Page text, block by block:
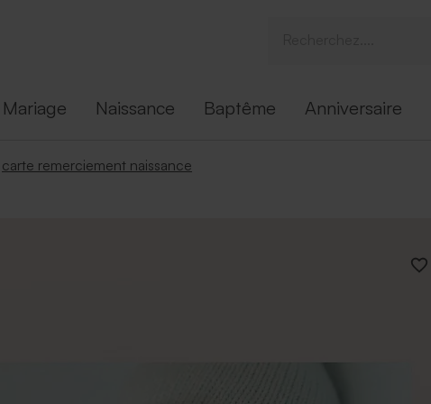
Mariage Naissance Baptême Anniversaire
carte remerciement naissance